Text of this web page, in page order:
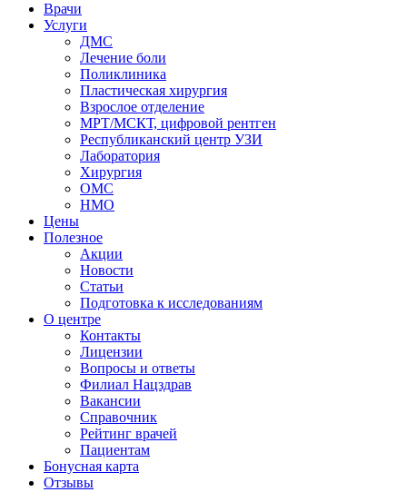
Врачи
Услуги
ДМС
Лечение боли
Поликлиника
Пластическая хирургия
Взрослое отделение
МРТ/МСКТ, цифровой рентген
Республиканский центр УЗИ
Лаборатория
Хирургия
ОМС
НМО
Цены
Полезное
Акции
Новости
Статьи
Подготовка к исследованиям
О центре
Контакты
Лицензии
Вопросы и ответы
Филиал Нацздрав
Вакансии
Справочник
Рейтинг врачей
Пациентам
Бонусная карта
Отзывы